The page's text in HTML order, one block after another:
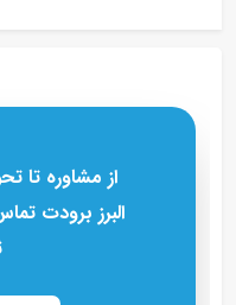
از مشاوره تا
البرز برودت